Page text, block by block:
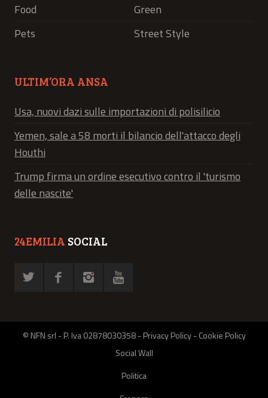
Food
Green
Pets
Street Style
ULTIM’ORA ANSA
Usa, nuovi dazi sulle importazioni di polisilicio
Yemen, sale a 58 morti il bilancio dell'attacco degli
Houthi
Trump firma un ordine esecutivo contro il 'turismo
delle nascite'
24EMILIA SOCIAL
© NFN srl - P. Iva 02878030358 -Privacy Policy-Cookie Policy
Social Wall
Politica